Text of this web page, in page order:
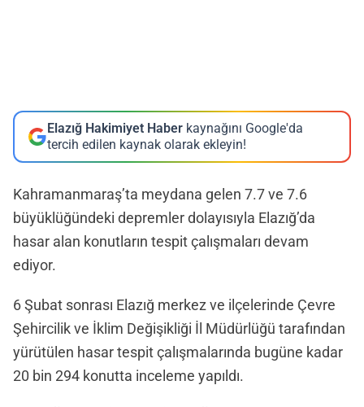
Elazığ Hakimiyet Haber kaynağını Google'da
tercih edilen kaynak olarak ekleyin!
Kahramanmaraş’ta meydana gelen 7.7 ve 7.6
büyüklüğündeki depremler dolayısıyla Elazığ’da
hasar alan konutların tespit çalışmaları devam
ediyor.
6 Şubat sonrası Elazığ merkez ve ilçelerinde Çevre
Şehircilik ve İklim Değişikliği İl Müdürlüğü tarafından
yürütülen hasar tespit çalışmalarında bugüne kadar
20 bin 294 konutta inceleme yapıldı.